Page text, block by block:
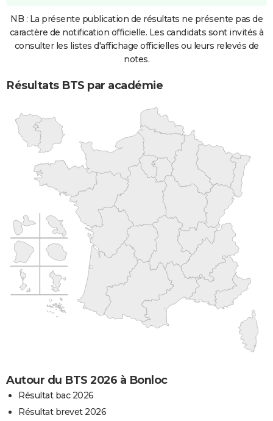
NB : La présente publication de résultats ne présente pas de
caractère de notification officielle. Les candidats sont invités à
consulter les listes d'affichage officielles ou leurs relevés de
notes.
Résultats BTS par académie
Autour du BTS 2026 à Bonloc
Résultat bac 2026
Résultat brevet 2026